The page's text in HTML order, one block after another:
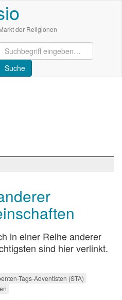
der Religionen
deaktivieren
in einer Reihe anderer
sind hier verlinkt.
Tags-Adventisten (STA)